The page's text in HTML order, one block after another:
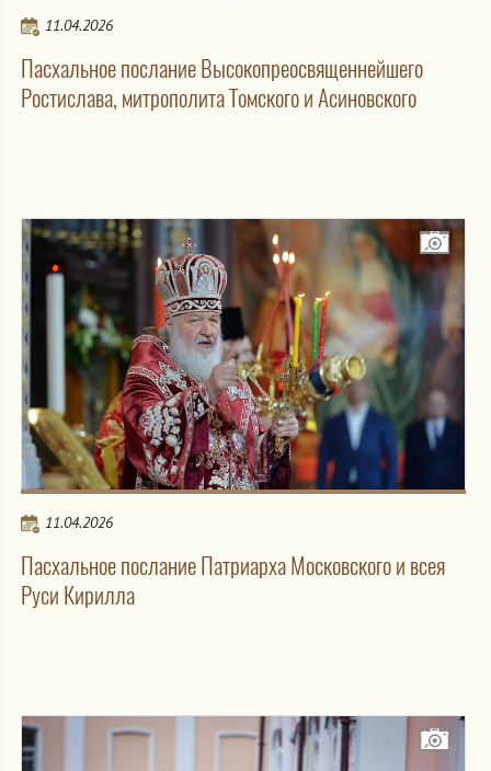
11.04.2026
Пасхальное послание Высокопреосвященнейшего
Ростислава, митрополита Томского и Асиновского
11.04.2026
Пасхальное послание Патриарха Московского и всея
Руси Кирилла